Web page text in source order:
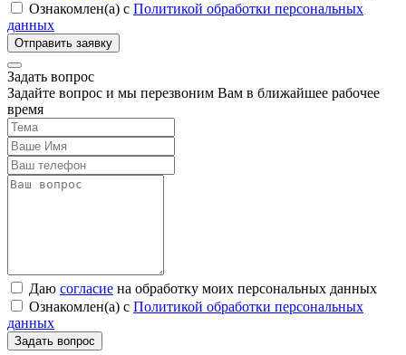
Ознакомлен(а) с Политикой обработки персональных
данных
Задать вопрос
Задайте вопрос и мы перезвоним Вам в ближайшее рабочее
время
Даю согласие на обработку моих персональных данных
Ознакомлен(а) с Политикой обработки персональных
данных